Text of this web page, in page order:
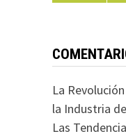
La
la Industria
Las